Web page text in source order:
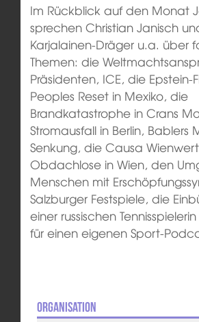
Im Rückblick auf den Monat
sprechen Christian Janisch
Karjalainen-Dräger u.a. über
Themen: die
Präsidenten, ICE, die Epstein-
Peoples Reset in Mexiko, die
Brandkatastrophe in Crans
Stromausfall in Berlin, Bablers
Senkung, die Causa
Obdachlose in Wien, den
Menschen mit
Salzburger Festspiele, die
einer russischen
für einen eigenen Sport-
Organisation